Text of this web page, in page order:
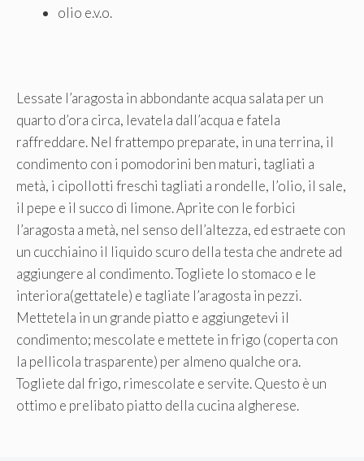
olio e.v.o.
Lessate l’aragosta in abbondante acqua salata per un
quarto d’ora circa, levatela dall’acqua e fatela
raffreddare. Nel frattempo preparate, in una terrina, il
condimento con i pomodorini ben maturi, tagliati a
metà, i cipollotti freschi tagliati a rondelle, l’olio, il sale,
il pepe e il succo di limone. Aprite con le forbici
l’aragosta a metà, nel senso dell’altezza, ed estraete con
un cucchiaino il liquido scuro della testa che andrete ad
aggiungere al condimento. Togliete lo stomaco e le
interiora(gettatele) e tagliate l’aragosta in pezzi.
Mettetela in un grande piatto e aggiungetevi il
condimento; mescolate e mettete in frigo (coperta con
la pellicola trasparente) per almeno qualche ora.
Togliete dal frigo, rimescolate e servite. Questo è un
ottimo e prelibato piatto della cucina algherese.